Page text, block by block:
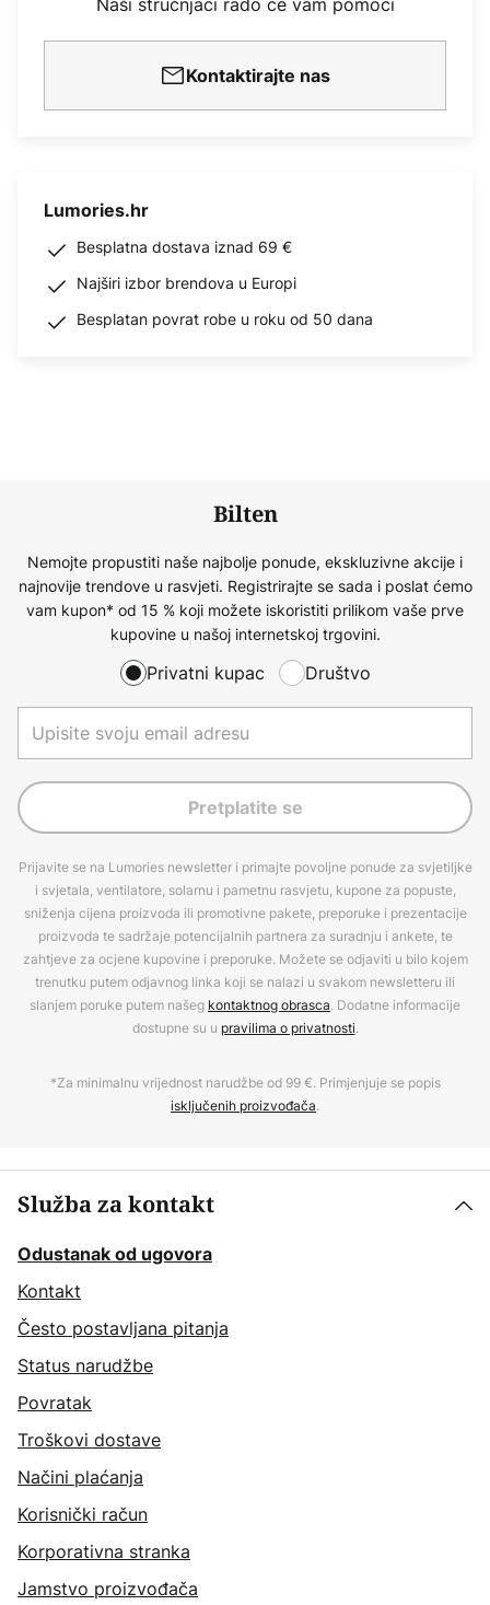
Kontaktirajte nas
Lumories.hr
Besplatna dostava iznad 69 €
Najširi izbor brendova u Europi
Besplatan povrat robe u roku od 50 dana
Bilten
Nemojte propustiti naše najbolje ponude, ekskluzivne akcije i
najnovije trendove u rasvjeti. Registrirajte se sada i poslat ćemo
vam kupon* od 15 % koji možete iskoristiti prilikom vaše prve
kupovine u našoj internetskoj trgovini.
Privatni kupac Društvo
Pretplatite se
Prijavite se na Lumories newsletter i primajte povoljne ponude za svjetiljke
i svjetala, ventilatore, solarnu i pametnu rasvjetu, kupone za popuste,
sniženja cijena proizvoda ili promotivne pakete, preporuke i prezentacije
proizvoda te sadržaje potencijalnih partnera za suradnju i ankete, te
zahtjeve za ocjene kupovine i preporuke. Možete se odjaviti u bilo kojem
trenutku putem odjavnog linka koji se nalazi u svakom newsletteru ili
slanjem poruke putem našeg kontaktnog obrasca. Dodatne informacije
dostupne su u pravilima o privatnosti.
*Za minimalnu vrijednost narudžbe od 99 €. Primjenjuje se popis
isključenih proizvođača.
Služba za kontakt
Odustanak od ugovora
Kontakt
Često postavljana pitanja
Status narudžbe
Povratak
Troškovi dostave
Načini plaćanja
Korisnički račun
Korporativna stranka
Jamstvo proizvođača